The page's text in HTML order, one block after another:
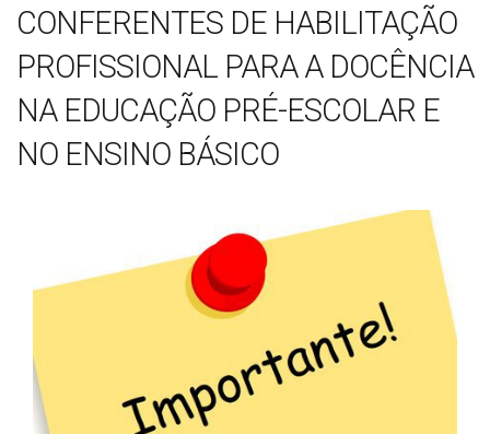
CONFERENTES DE HABILITAÇÃO
PROFISSIONAL PARA A DOCÊNCIA
NA EDUCAÇÃO PRÉ-ESCOLAR E
NO ENSINO BÁSICO